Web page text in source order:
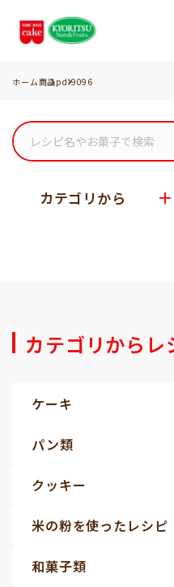
ホーム商品pd-9096
カテゴリから
カテゴリからレ
ケーキ
パン類
クッキー
米の粉を使ったレシピ
和菓子類